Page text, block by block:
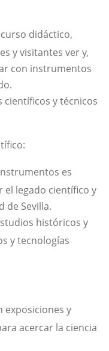
didáctico,
y visitantes ver y,
con instrumentos
y técnicos
es
legado científico y
de Sevilla.
históricos y
y tecnologías
exposiciones y
acercar la ciencia